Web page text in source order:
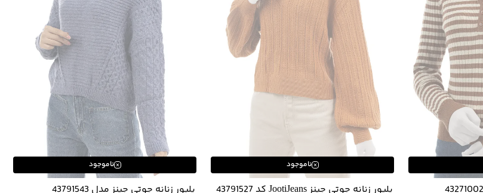
ناموجود
پلیور زنانه جوتی جینز JootiJeans کد 43791527
ناموجود
پلیور زنانه جوتی جینز مدل 43791543